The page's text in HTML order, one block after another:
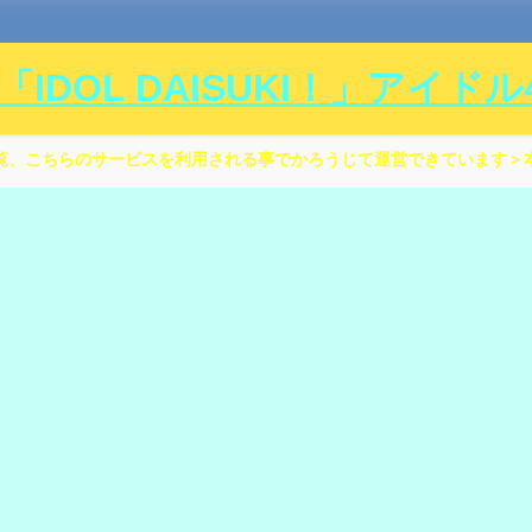
IDOL DAISUKI！」アイド
こちらのサービスを利用される事でかろうじて運営できています